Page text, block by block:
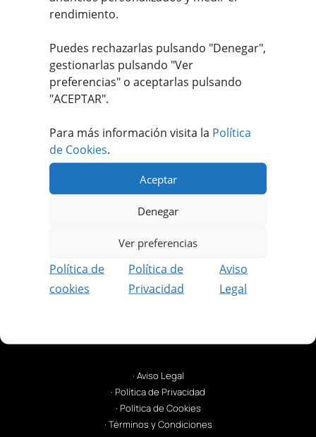
rendimiento.
Puedes rechazarlas pulsando "Denegar",
gestionarlas pulsando "Ver
preferencias" o aceptarlas pulsando
"ACEPTAR".
Para más información visita la Política
de Cookies.
Aceptar
Denegar
Ver preferencias
Política de
cookies
Política de
Privacidad
Aviso
Legal
Apúntate a nuestro #MEATFANCLUB
Recibe ofertas únicas y exclusivas.
Además podrás disfrutar de contenido
reservado solo para socios.
REGISTRARME GRATIS
· Aviso Legal
· Política de Privacidad
· Política de Cookies
· Términos y Condiciones